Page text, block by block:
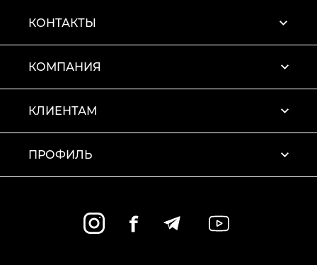
КОНТАКТЫ
КОМПАНИЯ
КЛИЕНТАМ
ПРОФИЛЬ